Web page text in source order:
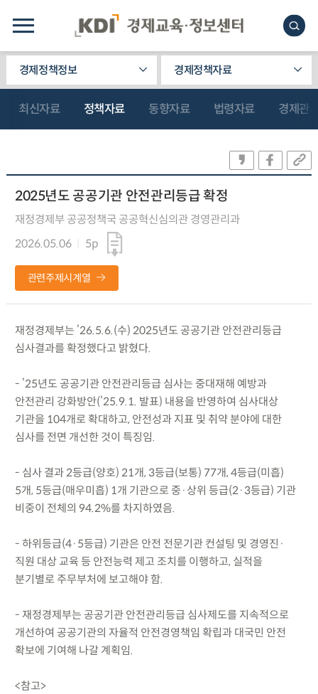
경제정책정보 경제정책자료
최신자료 정책자료 동향자료 법령자료 경제관
2025년도 공공기관 안전관리등급 확정
재정경제부 공공정책국 공공혁신심의관 경영관리과
2026.05.06
5p
관련주제시계열
재정경제부는 ’26.5.6.(수) 2025년도 공공기관 안전관리등급
심사결과를 확정했다고 밝혔다.
- ’25년도 공공기관 안전관리등급 심사는 중대재해 예방과
안전관리 강화방안(’25.9.1. 발표) 내용을 반영하여 심사대상
기관을 104개로 확대하고, 안전성과 지표 및 취약 분야에 대한
심사를 전면 개선한 것이 특징임.
- 심사 결과 2등급(양호) 21개, 3등급(보통) 77개, 4등급(미흡)
5개, 5등급(매우미흡) 1개 기관으로 중·상위 등급(2·3등급) 기관
비중이 전체의 94.2%를 차지하였음.
- 하위등급(4·5등급) 기관은 안전 전문기관 컨설팅 및 경영진·
직원 대상 교육 등 안전능력 제고 조치를 이행하고, 실적을
분기별로 주무부처에 보고해야 함.
- 재정경제부는 공공기관 안전관리등급 심사제도를 지속적으로
개선하여 공공기관의 자율적 안전경영책임 확립과 대국민 안전
확보에 기여해 나갈 계획임.
<참고>